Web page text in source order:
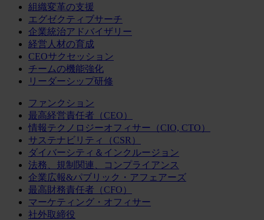
組織変革の支援
エグゼクティブサーチ
企業統治アドバイザリー
経営人材の育成
CEOサクセッション
チームの機能強化
リーダーシップ研修
ファンクション
最高経営責任者（CEO）
情報テクノロジーオフィサー（CIO, CTO）
サステナビリティ（CSR）
ダイバーシティ＆インクルージョン
法務、規制関連、コンプライアンス
企業広報&パブリック・アフェアーズ
最高財務責任者（CFO）
マーケティング・オフィサー
社外取締役